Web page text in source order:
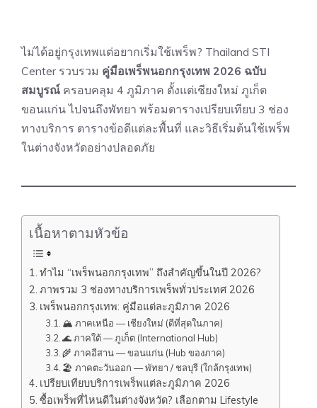
ไม่ได้อยู่กรุงเทพแต่อยากเริ่มใช้เพร็พ? Thailand STI
Center รวบรวม คู่มือเพร็พนอกกรุงเทพ 2026 ฉบับ
สมบูรณ์ ครอบคลุม 4 ภูมิภาค ตั้งแต่เชียงใหม่ ภูเก็ต
ขอนแก่น ไปจนถึงพัทยา พร้อมตารางเปรียบเทียบ 3 ช่อง
ทางบริการ ตารางข้อดีแต่ละพื้นที่ และวิธีเริ่มต้นใช้เพร็พ
ในต่างจังหวัดอย่างปลอดภัย
เนื้อหาตามหัวข้อ
ทำไม “เพร็พนอกกรุงเทพ” ถึงสำคัญขึ้นในปี 2026?
ภาพรวม 3 ช่องทางบริการเพร็พทั่วประเทศ 2026
เพร็พนอกกรุงเทพ: คู่มือแต่ละภูมิภาค 2026
🏔 ภาคเหนือ — เชียงใหม่ (ดีที่สุดในภาค)
🌊 ภาคใต้ — ภูเก็ต (International Hub)
🌾 ภาคอีสาน — ขอนแก่น (Hub ของภาค)
🏖 ภาคตะวันออก — พัทยา / ชลบุรี (ใกล้กรุงเทพ)
เปรียบเทียบบริการเพร็พแต่ละภูมิภาค 2026
ซื้อเพร็พที่ไหนดีในต่างจังหวัด? เลือกตาม Lifestyle